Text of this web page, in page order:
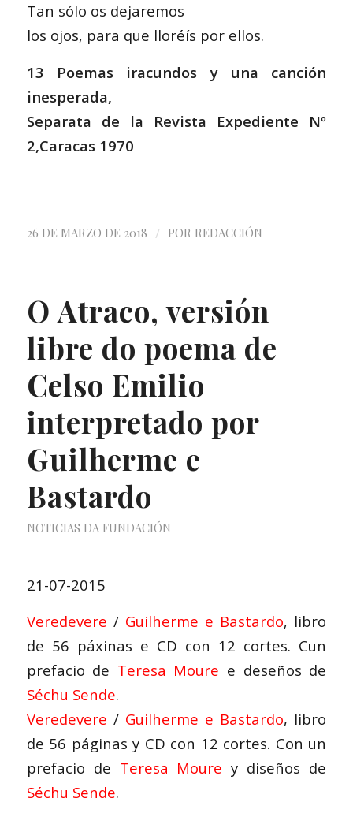
Tan sólo os dejaremos
los ojos, para que lloréís por ellos.
13 Poemas iracundos y una canción
inesperada,
Separata de la Revista Expediente Nº
2,Caracas 1970
26 DE MARZO DE 2018 / POR REDACCIÓN
O Atraco, versión
libre do poema de
Celso Emilio
interpretado por
Guilherme e
Bastardo
NOTICIAS DA FUNDACIÓN
21-07-2015
Veredevere / Guilherme e Bastardo, libro
de 56 páxinas e CD con 12 cortes. Cun
prefacio de Teresa Moure e deseños de
Séchu Sende.
Veredevere / Guilherme e Bastardo, libro
de 56 páginas y CD con 12 cortes. Con un
prefacio de Teresa Moure y diseños de
Séchu Sende.